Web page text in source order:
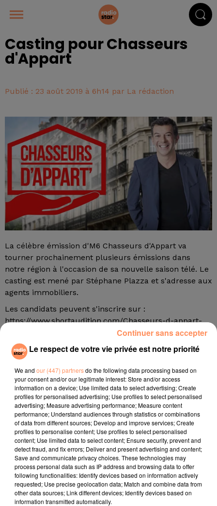
Casting pour Chasseurs
d'Appart
Publié : 23 août 2019 à 6h14 par La rédaction
La célèbre émission d'M6 Chasseurs d'Appart va
tourner prochainement plusieurs émissions dans
notre région à l'occasion de sa nouvelle saison télé. Le
casting est mené par Stéphane Plazza et s'adresse aux
agents immobiliers.
Les candidats peuvent s'inscrire sur :
https://www.shortaudition.com/Chasseurs-d-appart-
fil actus
4 juillet 2022
Radio Star Live avec Dadju
27 juin 2022
Marseille : une application pour mettre en
relation extras et...
27 juin 2022
Le cocholed pour jouer à la pétanque
jusqu'au bout de la nuit !
10 mai 2022
Toulon : des quais électrifiés pour 2023 !
Le respect de votre vie privée est notre priorité
We and our (447) partnersdo the following data processing based on
your consent and/or our legitimate interest: Store and/or access
information on a device; Use limited data to select advertising; Create
profiles for personalised advertising; Use profiles to select personalised
advertising; Measure advertising performance; Measure content
performance; Understand audiences through statistics or combinations
of data from different sources; Develop and improve services; Create
profiles to personalise content; Use profiles to select personalised
content; Use limited data to select content; Ensure security, prevent and
detect fraud, and fix errors; Deliver and present advertising and content;
Save and communicate privacy choices. These technologies may
process personal data such as IP address and browsing data to offer
following functionalities: Identify devices based on information actively
requested; Use precise geolocation data; Match and combine data from
other data sources; Link different devices; Identify devices based on
information transmitted automatically.
Continuer sans accepter